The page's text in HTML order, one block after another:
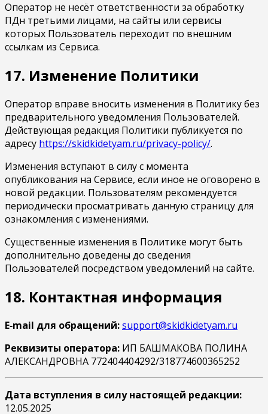
Оператор не несёт ответственности за обработку
ПДн третьими лицами, на сайты или сервисы
которых Пользователь переходит по внешним
ссылкам из Сервиса.
17. Изменение Политики
Оператор вправе вносить изменения в Политику без
предварительного уведомления Пользователей.
Действующая редакция Политики публикуется по
адресу https://skidkidetyam.ru/privacy-policy/.
Изменения вступают в силу с момента
опубликования на Сервисе, если иное не оговорено в
новой редакции. Пользователям рекомендуется
периодически просматривать данную страницу для
ознакомления с изменениями.
Существенные изменения в Политике могут быть
дополнительно доведены до сведения
Пользователей посредством уведомлений на сайте.
18. Контактная информация
E‑mail для обращений:support@skidkidetyam.ru
Реквизиты оператора: ИП БАШМАКОВА ПОЛИНА
АЛЕКСАНДРОВНА 772404404292/318774600365252
Дата вступления в силу настоящей редакции:
12.05.2025